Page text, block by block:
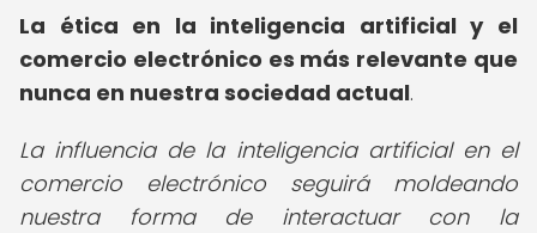
La ética en la inteligencia artificial y el
comercio electrónico es más relevante que
nunca en nuestra sociedad actual.
La influencia de la inteligencia artificial en el
comercio electrónico seguirá moldeando
nuestra forma de interactuar con la